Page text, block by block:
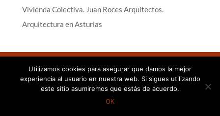
Vivienda Colectiva. Juan Roces Arquitectos.
Arquitectura en Asturias
©Juan Roces Arquitectos, 2021
Utilizamos cookies para asegurar que damos la mejor
experiencia al usuario en nuestra web. Si sigues utilizando
este sitio asumiremos que estás de acuerdo.
OK